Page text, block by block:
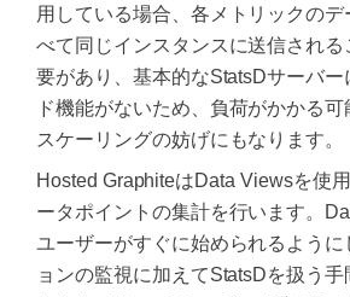
用している場合、各メトリックの
べて同じインスタンスに送信され
要があり、基本的なStatsDサーバー
ド機能がないため、負荷がかかる可
スケーリングの妨げにもなります。
Hosted GraphiteはData Viewsを使
ータポイントの集計を行います。
ユーザーがすぐに始められるよう
ョンの監視に加えてStatsDを扱う